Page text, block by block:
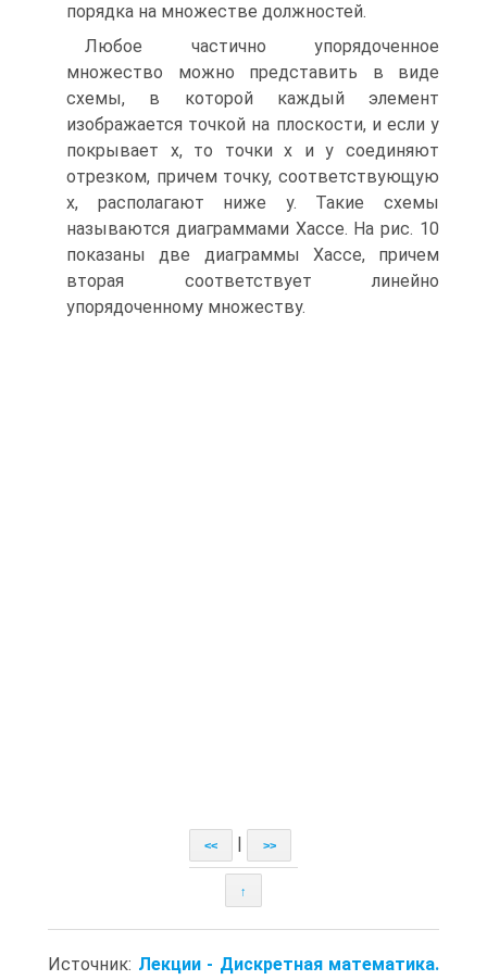
порядка на множестве должностей.
Любое частично упорядоченное
множество можно представить в виде
схемы, в которой каждый элемент
изображается точкой на плоскости, и если у
покрывает х, то точки х и у соединяют
отрезком, причем точку, соответствующую
х, располагают ниже у. Такие схемы
называются диаграммами Хассе. На рис. 10
показаны две диаграммы Хассе, причем
вторая соответствует линейно
упорядоченному множеству.
<< >>
↑
Источник: Лекции - Дискретная математика.